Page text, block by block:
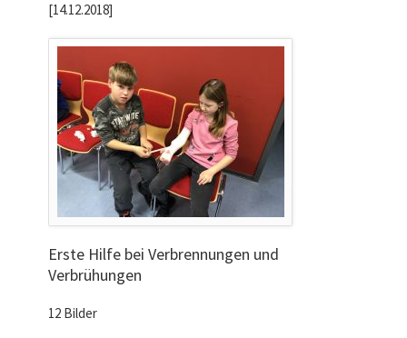
[14.12.2018]
Erste Hilfe bei Verbrennungen und
Verbrühungen
12 Bilder